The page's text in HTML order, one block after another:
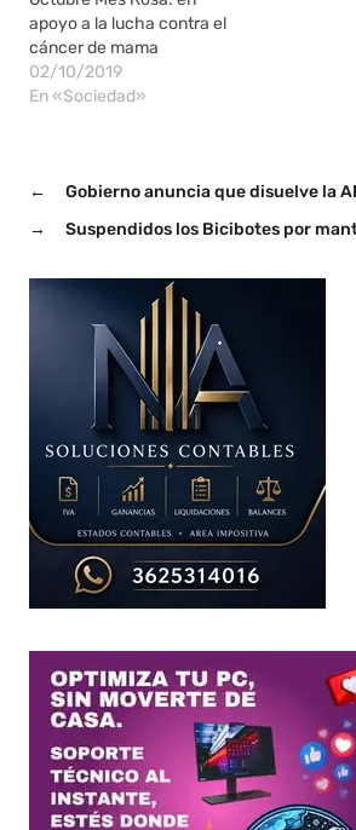
objetivo crear conciencia
de la importancia de la
prevención contra el
cáncer de mamas. Fue la
Plaza 25 de…
apoyo a la lucha contra el
cáncer de mama
02/10/2019
En «Sociedad»
←
Gobierno anuncia que disuelve la
→
Suspendidos los Bicibotes por